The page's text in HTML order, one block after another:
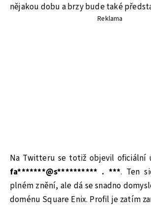
nějakou dobu a brzy bude také
Reklama
Na Twitteru se totiž objevil oficiální
fa*******@s********** . ***. Ten
plném znění, ale dá se snadno
doménu Square Enix. Profil je zatím